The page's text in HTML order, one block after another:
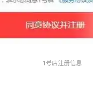
1号店注册信息